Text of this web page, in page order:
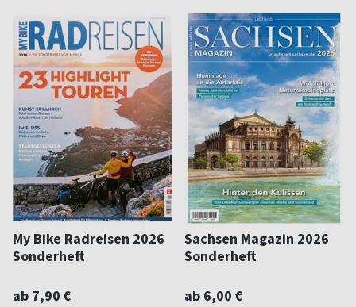
My Bike Radreisen 2026
Sonderheft
ab 7,90 €
Sachsen Magazin 2026
Sonderheft
ab 6,00 €